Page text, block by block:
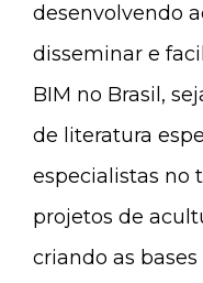
desenvolvendo
disseminar e
BIM no Brasil,
de literatura
especialistas no
projetos de
criando as